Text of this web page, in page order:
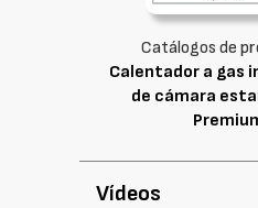
Catálogos de
Calentador a gas
de cámara
Vídeos